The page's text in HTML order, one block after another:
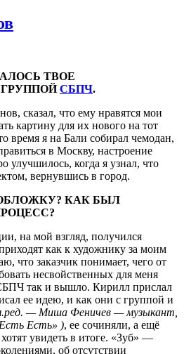
ТВОЕ
СБПЧ.
сказал, что ему нравятся мои
картину для их нового на тот
время я на Бали собирал чемодан,
в Москву, настроение
улучшилось, когда я узнал, что
вернувшись в город.
КАК БЫЛ
на мой взгляд, получился
как к художнику за моим
что заказчик понимает, чего от
несвойственных для меня
так и вышло. Кирилл прислал
ее идею, и как они с группой и
— Миша Феничев — музыкант,
Есть» ), ее сочиняли, а ещё
увидеть в итоге. «Зуб» —
об отсутствии